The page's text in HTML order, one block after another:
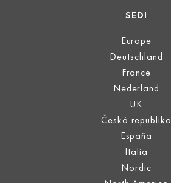
SEDI
Europe
Deutschland
France
Nederland
UK
Česká republika
España
Italia
Nordic